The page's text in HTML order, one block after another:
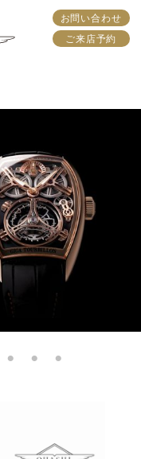
お問い合わせ
ご来店予約